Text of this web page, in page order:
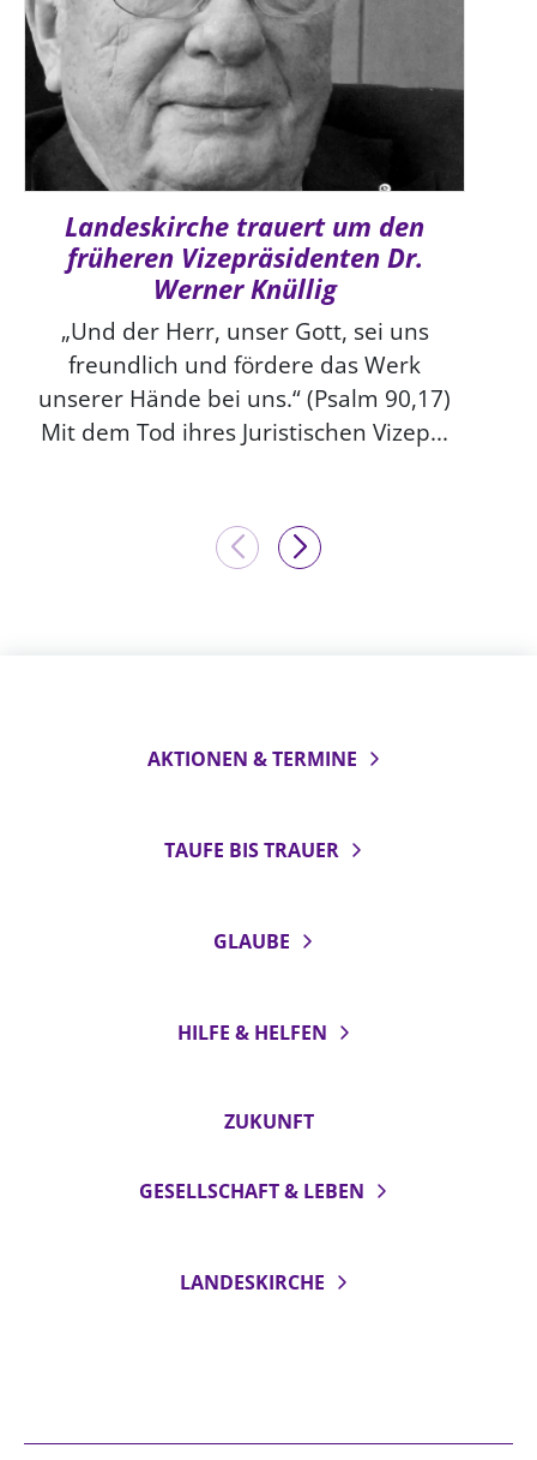
Landeskirche trauert um den
früheren Vizepräsidenten Dr.
Werner Knüllig
„Und der Herr, unser Gott, sei uns
freundlich und fördere das Werk
unserer Hände bei uns.“ (Psalm 90,17)
Mit dem Tod ihres Juristischen Vizep...
AKTIONEN & TERMINE
TAUFE BIS TRAUER
GLAUBE
HILFE & HELFEN
ZUKUNFT
GESELLSCHAFT & LEBEN
LANDESKIRCHE